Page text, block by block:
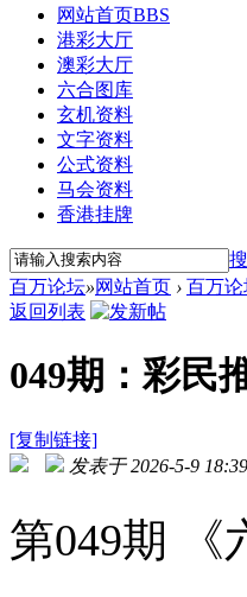
网站首页BBS
港彩大厅
澳彩大厅
六合图库
玄机资料
文字资料
公式资料
马会资料
香港挂牌
百万论坛»网站首页 › 百万论
返回列表
049期：彩民
[复制链接]
发表于 2026-5-9
第049期 《